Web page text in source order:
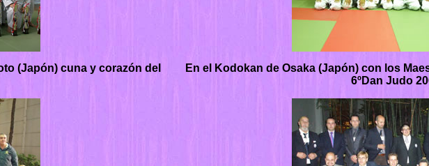
(Japón) cuna y corazón del
En el Kodokan de Osaka (Japón) con los
6ºDan Judo